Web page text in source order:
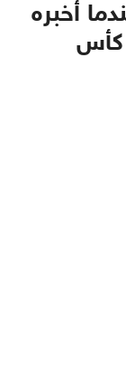
أخبره
كأس